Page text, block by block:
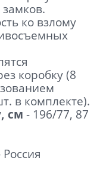
ко взлому
коробку (8
в комплекте).
см - 196/77, 87
Россия